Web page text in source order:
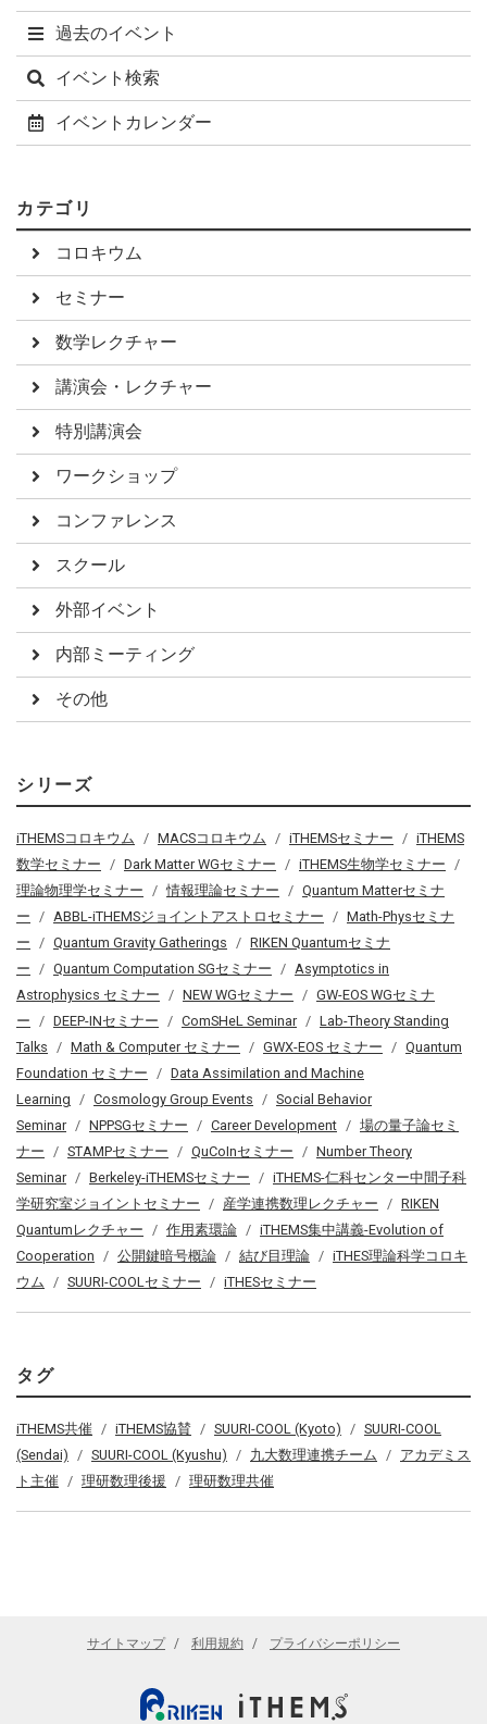
過去のイベント
イベント検索
イベントカレンダー
カテゴリ
コロキウム
セミナー
数学レクチャー
講演会・レクチャー
特別講演会
ワークショップ
コンファレンス
スクール
外部イベント
内部ミーティング
その他
シリーズ
iTHEMSコロキウム MACSコロキウム iTHEMSセミナー
iTHEMS
数学セミナー
Dark Matter WGセミナー
iTHEMS生物学セミナー
理論物理学セミナー
情報理論セミナー
Quantum Matterセミナ
ー
ABBL-iTHEMSジョイントアストロセミナー
Math-Physセミナ
ー
Quantum Gravity Gatherings
RIKEN Quantumセミナ
ー
Quantum Computation SGセミナー
Asymptotics in
Astrophysics セミナー
NEW WGセミナー
GW-EOS WGセミナ
ー
DEEP-INセミナー ComSHeL Seminar
Lab-Theory Standing
Talks
Math & Computer セミナー GWX-EOS セミナー
Quantum
Foundation セミナー
Data Assimilation and Machine
Learning
Cosmology Group Events
Social Behavior
Seminar
NPPSGセミナー Career Development
場の量子論セミ
ナー
STAMPセミナー QuCoInセミナー
Number Theory
Seminar
Berkeley-iTHEMSセミナー
iTHEMS-仁科センター中間子科
学研究室ジョイントセミナー
産学連携数理レクチャー
RIKEN
Quantumレクチャー
作用素環論
iTHEMS集中講義-Evolution of
Cooperation
公開鍵暗号概論 結び目理論
iTHES理論科学コロキ
ウム
SUURI-COOLセミナー iTHESセミナー
タグ
iTHEMS共催 iTHEMS協賛 SUURI-COOL (Kyoto)
SUURI-COOL
(Sendai)
SUURI-COOL (Kyushu) 九大数理連携チーム
アカデミス
ト主催
理研数理後援 理研数理共催
サイトマップ 利用規約 プライバシーポリシー